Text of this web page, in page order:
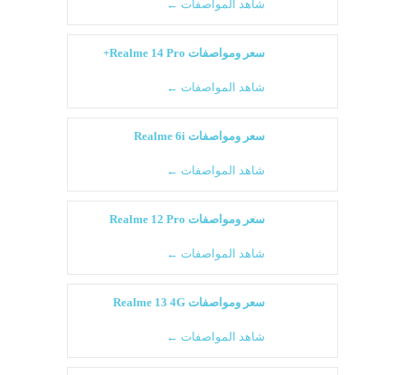
شاهد المواصفات ←
سعر ومواصفات Realme 14 Pro+
شاهد المواصفات ←
سعر ومواصفات Realme 6i
شاهد المواصفات ←
سعر ومواصفات Realme 12 Pro
شاهد المواصفات ←
سعر ومواصفات Realme 13 4G
شاهد المواصفات ←